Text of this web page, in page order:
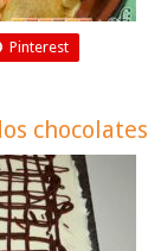
Pinterest
chocolates